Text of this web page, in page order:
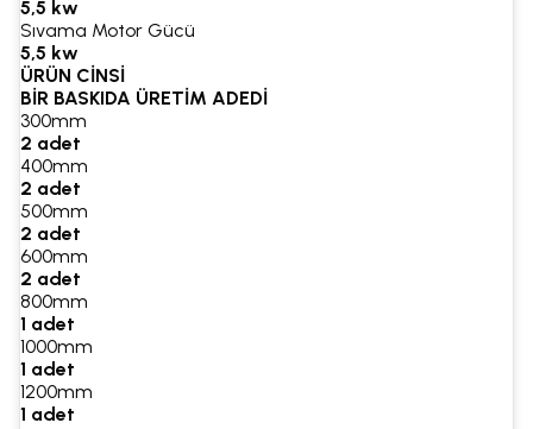
5,5 kw
Sıvama Motor Gücü
5,5 kw
ÜRÜN CİNSİ
BİR BASKIDA ÜRETİM ADEDİ
300mm
2 adet
400mm
2 adet
500mm
2 adet
600mm
2 adet
800mm
1 adet
1000mm
1 adet
1200mm
1 adet